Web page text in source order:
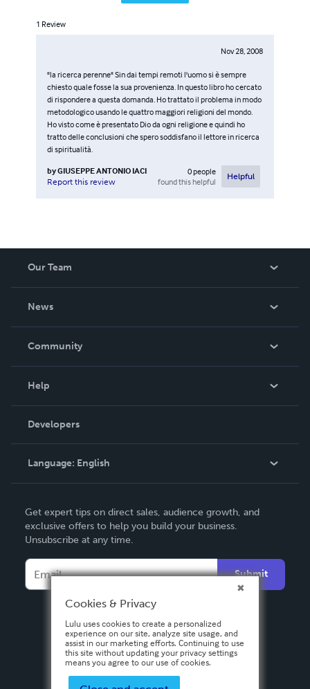
1 Review
Nov 28, 2008
"la ricerca perenne" Sin dai tempi remoti l'uomo si è sempre
chiesto quale fosse la sua provenienza. In questo libro ho cercato
di rispondere a questa domanda. Ho trattato il problema in modo
metodologico usando le quattro maggiori religioni del mondo.
Ho visto come è presentato Dio da ogni religione e quindi ho
tratto delle conclusioni che spero soddisfano il lettore in ricerca
di spiritualità.
byGIUSEPPE ANTONIO IACI
Report this review
0people
found this helpful
Helpful
Our Team
News
In The News
Community
Podcast
Help
Order Lookup
Knowledge Base
Contact Support
Developers
Language: English
Deutsch
Français
Español
Get expert tips on direct sales, audience growth, and
exclusive offers to help you build your business.
Unsubscribe at any time.
Submit
Cookies & Privacy
Lulu uses cookies to create a personalized
experience on our site, analyze site usage, and
assist in our marketing efforts. Continuing to use
this site without updating your privacy settings
means you agree to our use of cookies.